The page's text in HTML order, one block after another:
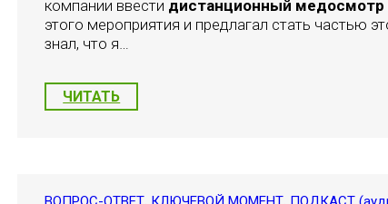
компании ввести дистанционный медосмотр
этого мероприятия и предлагал стать частью
знал, что я…
ЧИТАТЬ